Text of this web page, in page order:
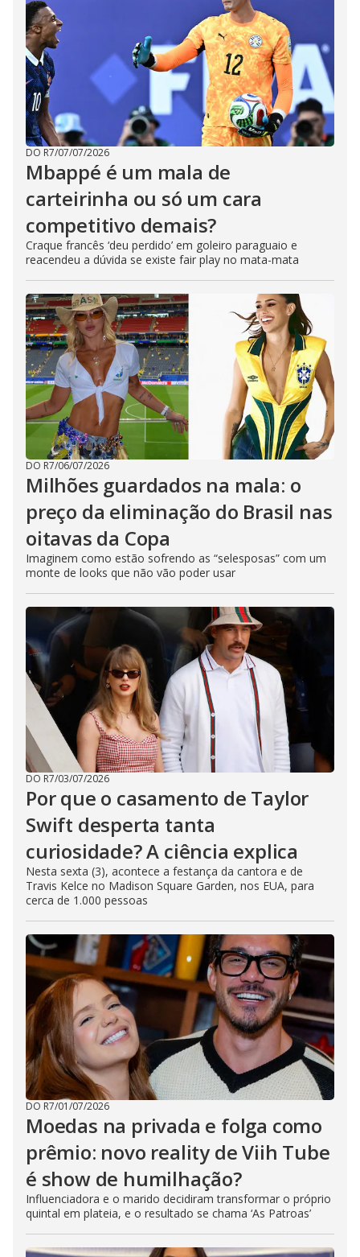
DO R7/07/07/2026
Mbappé é um mala de
carteirinha ou só um cara
competitivo demais?
Craque francês ‘deu perdido’ em goleiro paraguaio e
reacendeu a dúvida se existe fair play no mata-mata
DO R7/06/07/2026
Milhões guardados na mala: o
preço da eliminação do Brasil nas
oitavas da Copa
Imaginem como estão sofrendo as “selesposas” com um
monte de looks que não vão poder usar
DO R7/03/07/2026
Por que o casamento de Taylor
Swift desperta tanta
curiosidade? A ciência explica
Nesta sexta (3), acontece a festança da cantora e de
Travis Kelce no Madison Square Garden, nos EUA, para
cerca de 1.000 pessoas
DO R7/01/07/2026
Moedas na privada e folga como
prêmio: novo reality de Viih Tube
é show de humilhação?
Influenciadora e o marido decidiram transformar o próprio
quintal em plateia, e o resultado se chama ‘As Patroas’